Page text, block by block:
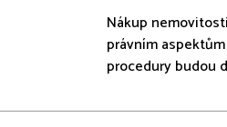
Nákup
právním
procedury budou